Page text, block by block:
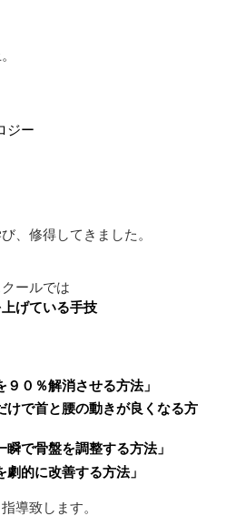
ジー
、修得してきました。
ールでは
げている手技
９０％解消させる方法」
けで首と腰の動きが良くなる方
瞬で骨盤を調整する方法」
劇的に改善する方法」
導致します。